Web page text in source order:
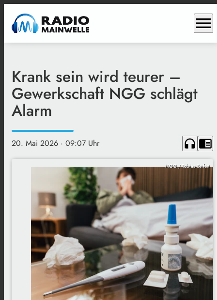
menu
Krank sein wird teurer –
Gewerkschaft NGG schlägt
Alarm
20. Mai 2026 · 09:07 Uhr headphones chrome_reader_mode
NGG / Tobias Seifert